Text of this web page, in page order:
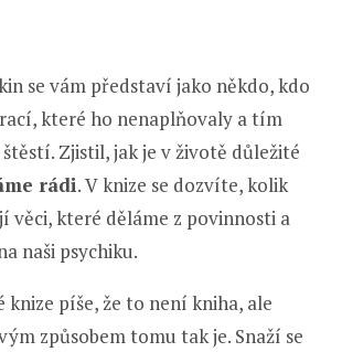
se vám představí jako někdo, kdo
které ho nenaplňovaly a tím
Zjistil, jak je v životě důležité
rádi. V knize se dozvíte, kolik
věci, které děláme z povinnosti a
naši psychiku.
knize píše, že to není kniha, ale
způsobem tomu tak je. Snaží se